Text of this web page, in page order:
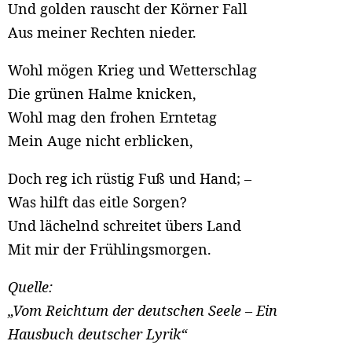
Und golden rauscht der Körner Fall
Aus meiner Rechten nieder.
Wohl mögen Krieg und Wetterschlag
Die grünen Halme knicken,
Wohl mag den frohen Erntetag
Mein Auge nicht erblicken,
Doch reg ich rüstig Fuß und Hand; –
Was hilft das eitle Sorgen?
Und lächelnd schreitet übers Land
Mit mir der Frühlingsmorgen.
Quelle:
„Vom Reichtum der deutschen Seele – Ein
Hausbuch deutscher Lyrik“